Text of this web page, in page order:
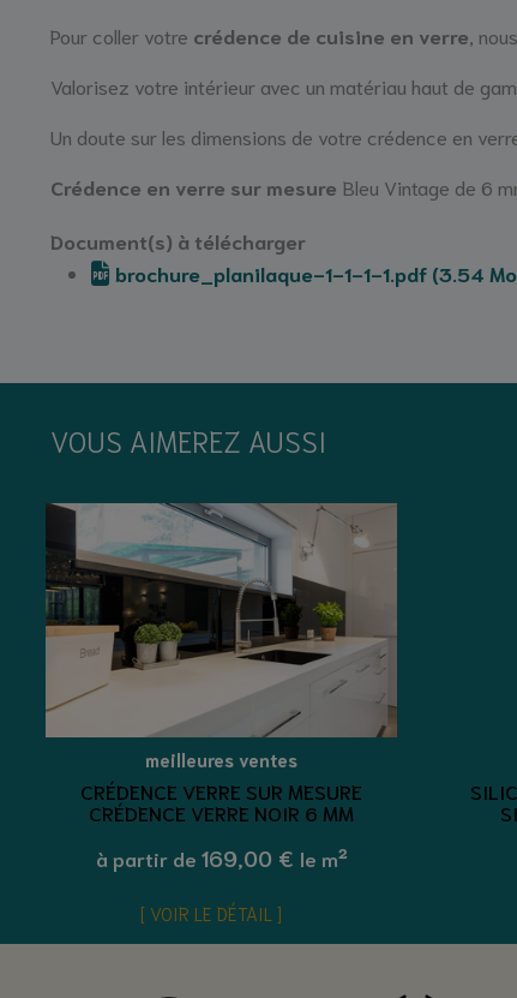
Pour coller votre crédence de cuisine en verre ,
Valorisez votre intérieur avec un matériau haut de
Un doute sur les dimensions de votre crédence en
Crédence en verre sur mesure Bleu Vintage de 6
Document(s) à télécharger
brochure_planilaque-1-1-1-1.pdf (3.54
VOUS AIMEREZ AUSSI
meilleures ventes
CRÉDENCE VERRE SUR MESURE
CRÉDENCE VERRE NOIR 6 MM
à partir de 169,00 € le m²
VOIR LE DÉTAIL